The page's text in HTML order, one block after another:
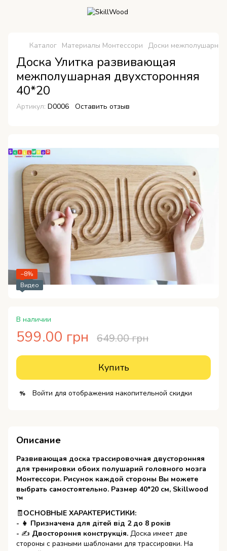
Каталог Материалы Монтессори Доски межполушарные
Доска Улитка развивающая
межполушарная двухсторонняя
40*20
Артикул: D0006 Оставить отзыв
−8%
Видео
В наличии
599.00 грн 649.00 грн
Купить
% Войти для отображения накопительной скидки
Описание
Развивающая доска трассировочная двусторонняя
для тренировки обоих полушарий головного мозга
Монтессори. Рисунок каждой стороны Вы можете
выбрать самостоятельно. Размер 40*20 см, Skillwood
™
🧾ОСНОВНЫЕ ХАРАКТЕРИСТИКИ:
- 👧 Призначена для дітей від 2 до 8 років
- ✍ Двостороння конструкція. Доска имеет две
стороны с разными шаблонами для трассировки. На